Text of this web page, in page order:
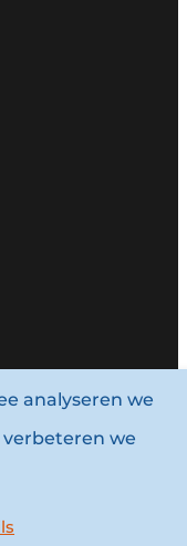
analyseren we
we